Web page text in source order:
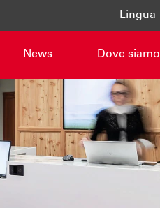
Lingua
News Dove siamo